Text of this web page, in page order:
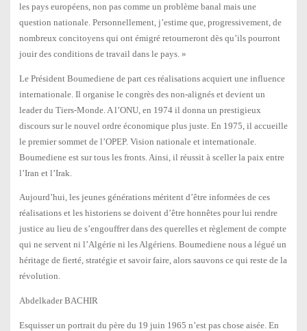
les pays européens, non pas comme un problème banal mais une
question nationale. Personnellement, j’estime que, progressivement, de
nombreux concitoyens qui ont émigré retourneront dès qu’ils pourront
jouir des conditions de travail dans le pays. »
Le Président Boumediene de part ces réalisations acquiert une influence
internationale. Il organise le congrès des non-alignés et devient un
leader du Tiers-Monde. A l’ONU, en 1974 il donna un prestigieux
discours sur le nouvel ordre économique plus juste. En 1975, il accueille
le premier sommet de l’OPEP. Vision nationale et internationale.
Boumediene est sur tous les fronts. Ainsi, il réussit à sceller la paix entre
l’Iran et l’Irak.
Aujourd’hui, les jeunes générations méritent d’être informées de ces
réalisations et les historiens se doivent d’être honnêtes pour lui rendre
justice au lieu de s’engouffrer dans des querelles et règlement de compte
qui ne servent ni l’Algérie ni les Algériens. Boumediene nous a légué un
héritage de fierté, stratégie et savoir faire, alors sauvons ce qui reste de la
révolution.
Abdelkader BACHIR
Esquisser un portrait du père du 19 juin 1965 n’est pas chose aisée. En